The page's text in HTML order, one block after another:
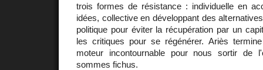
trois formes de résistance : individuelle en
idées, collective en développant des
politique pour éviter la récupération par un
les critiques pour se régénérer. Ariès
moteur incontournable pour nous sortir de
sommes fichus.